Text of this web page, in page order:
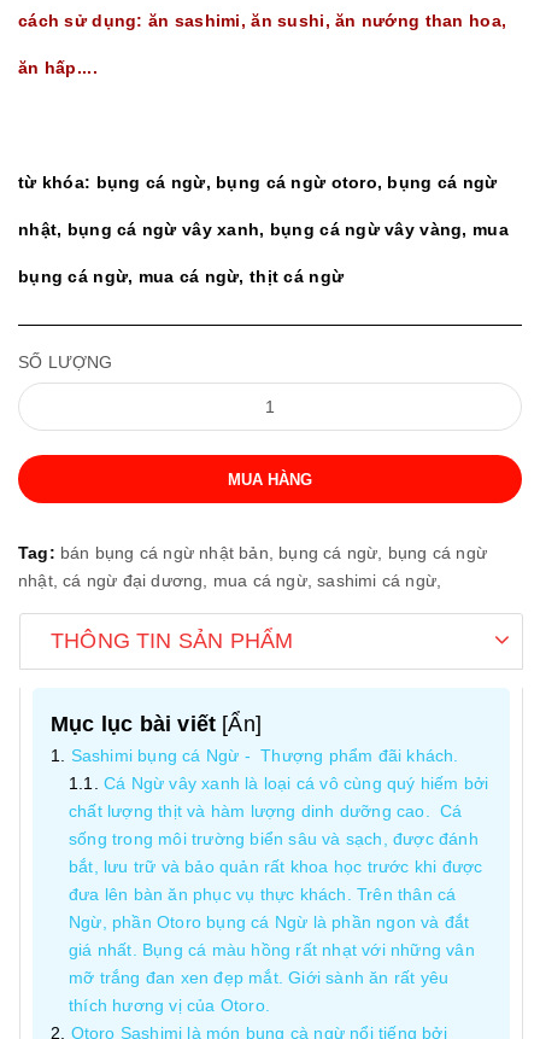
cách sử dụng: ăn sashimi, ăn sushi, ăn nướng than hoa,
ăn hấp....
từ khóa: bụng cá ngừ, bụng cá ngừ otoro, bụng cá ngừ
nhật, bụng cá ngừ vây xanh, bụng cá ngừ vây vàng, mua
bụng cá ngừ, mua cá ngừ, thịt cá ngừ
SỐ LƯỢNG
MUA HÀNG
Tag: bán bụng cá ngừ nhật bản, bụng cá ngừ, bụng cá ngừ
nhật,cá ngừ đại dương, mua cá ngừ,sashimi cá ngừ,
THÔNG TIN SẢN PHẨM
Mục lục bài viết [Ẩn]
Sashimi bụng cá Ngừ - Thượng phẩm đãi khách.
Cá Ngừ vây xanh là loại cá vô cùng quý hiếm bởi
chất lượng thịt và hàm lượng dinh dưỡng cao. Cá
sống trong môi trường biển sâu và sạch, được đánh
bắt, lưu trữ và bảo quản rất khoa học trước khi được
đưa lên bàn ăn phục vụ thực khách. Trên thân cá
Ngừ, phần Otoro bụng cá Ngừ là phần ngon và đắt
giá nhất. Bụng cá màu hồng rất nhạt với những vân
mỡ trắng đan xen đẹp mắt. Giới sành ăn rất yêu
thích hương vị của Otoro.
Otoro Sashimi là món bụng cà ngừ nổi tiếng bởi